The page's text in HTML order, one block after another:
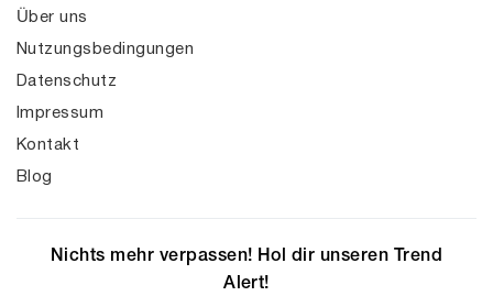
Über uns
Nutzungsbedingungen
Datenschutz
Impressum
Kontakt
Blog
Nichts mehr verpassen! Hol dir unseren Trend
Alert!